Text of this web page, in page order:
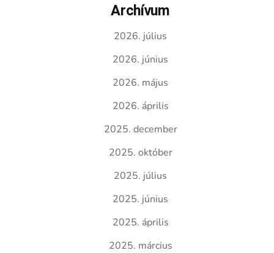
Archívum
2026. július
2026. június
2026. május
2026. április
2025. december
2025. október
2025. július
2025. június
2025. április
2025. március